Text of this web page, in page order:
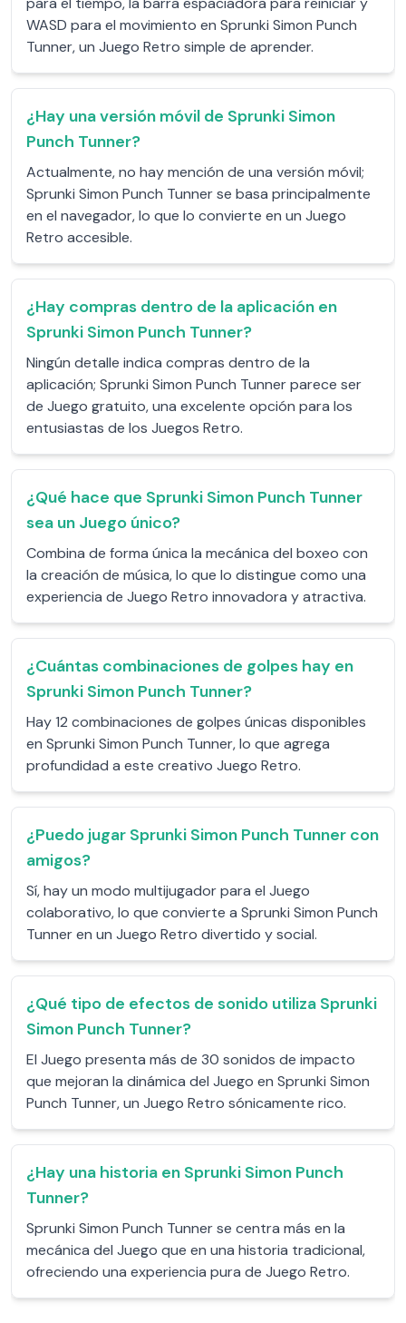
WASD para el movimiento en Sprunki Simon Punch
Tunner, un Juego Retro simple de aprender.
¿Hay una versión móvil de Sprunki Simon
Punch Tunner?
Actualmente, no hay mención de una versión móvil;
Sprunki Simon Punch Tunner se basa principalmente
en el navegador, lo que lo convierte en un Juego
Retro accesible.
¿Hay compras dentro de la aplicación en
Sprunki Simon Punch Tunner?
Ningún detalle indica compras dentro de la
aplicación; Sprunki Simon Punch Tunner parece ser
de Juego gratuito, una excelente opción para los
entusiastas de los Juegos Retro.
¿Qué hace que Sprunki Simon Punch Tunner
sea un Juego único?
Combina de forma única la mecánica del boxeo con
la creación de música, lo que lo distingue como una
experiencia de Juego Retro innovadora y atractiva.
¿Cuántas combinaciones de golpes hay en
Sprunki Simon Punch Tunner?
Hay 12 combinaciones de golpes únicas disponibles
en Sprunki Simon Punch Tunner, lo que agrega
profundidad a este creativo Juego Retro.
¿Puedo jugar Sprunki Simon Punch Tunner con
amigos?
Sí, hay un modo multijugador para el Juego
colaborativo, lo que convierte a Sprunki Simon Punch
Tunner en un Juego Retro divertido y social.
¿Qué tipo de efectos de sonido utiliza Sprunki
Simon Punch Tunner?
El Juego presenta más de 30 sonidos de impacto
que mejoran la dinámica del Juego en Sprunki Simon
Punch Tunner, un Juego Retro sónicamente rico.
¿Hay una historia en Sprunki Simon Punch
Tunner?
Sprunki Simon Punch Tunner se centra más en la
mecánica del Juego que en una historia tradicional,
ofreciendo una experiencia pura de Juego Retro.